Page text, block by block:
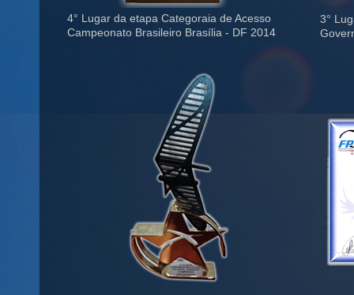
4° Lugar da etapa Categoraia de Acesso
Campeonato Brasileiro Brasília - DF 2014
3°